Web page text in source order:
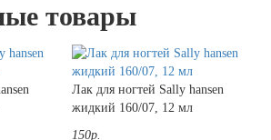
товары
Лак для ногтей Sally hansen
жидкий 160/07, 12 мл
150р.